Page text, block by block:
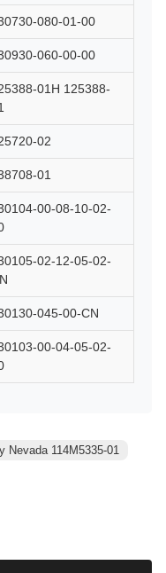
080-01-00
060-00-00
01H 125388-
02
01
00-08-10-02-
02-12-05-02-
045-00-CN
00-04-05-02-
Nevada 114M5335-01